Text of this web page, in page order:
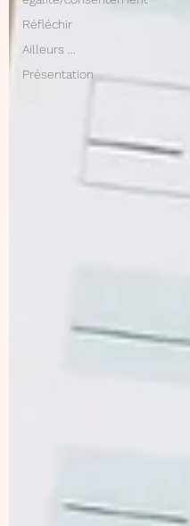
Réfléchir
Ailleurs ...
Présentation